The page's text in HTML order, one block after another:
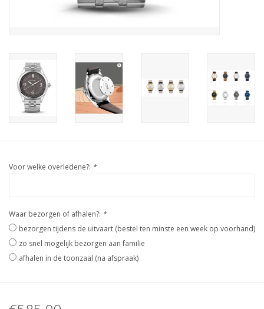
Voor welke overledene?: *
Waar bezorgen of afhalen?: *
bezorgen tijdens de uitvaart (bestel ten minste een week op voorhand)
zo snel mogelijk bezorgen aan familie
afhalen in de toonzaal (na afspraak)